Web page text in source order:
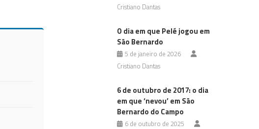
Cristiano Dantas
O dia em que Pelé jogou em
São Bernardo
5 de janeiro de 2026
Cristiano Dantas
6 de outubro de 2017: o dia
em que ‘nevou’ em São
Bernardo do Campo
6 de outubro de 2025